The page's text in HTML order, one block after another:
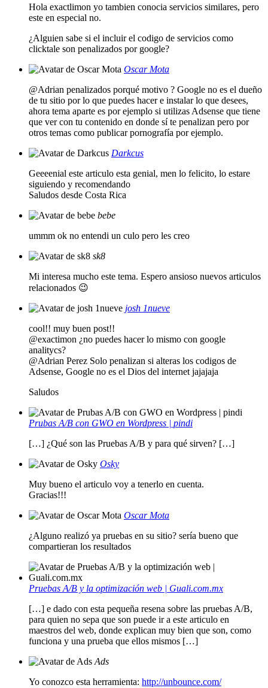
Hola exactlimon yo tambien conocia servicios similares, pero
este en especial no.
¿Alguien sabe si el incluir el codigo de servicios como
clicktale son penalizados por google?
Oscar Mota
@Adrian penalizados porqué motivo ? Google no es el dueño
de tu sitio por lo que puedes hacer e instalar lo que desees,
ahora tema aparte es por ejemplo si utilizas Adsense que tiene
que ver con tu contenido en donde sí te penalizan pero por
otros temas como publicar pornografía por ejemplo.
Darkcus
Geeeenial este articulo esta genial, men lo felicito, lo estare
siguiendo y recomendando
Saludos desde Costa Rica
bebe
ummm ok no entendi un culo pero les creo
sk8
Mi interesa mucho este tema. Espero ansioso nuevos articulos
relacionados 😉
josh 1nueve
cool!! muy buen post!!
@exactimon ¿no puedes hacer lo mismo con google
analitycs?
@Adrian Perez Solo penalizan si alteras los codigos de
Adsense, Google no es el Dios del internet jajajaja
Saludos
Prubas A/B con GWO en Wordpress | pindi
[…] ¿Qué son las Pruebas A/B y para qué sirven? […]
Osky
Muy bueno el articulo voy a tenerlo en cuenta.
Gracias!!!
Oscar Mota
¿Alguno realizó ya pruebas en su sitio? sería bueno que
compartieran los resultados
Pruebas A/B y la optimización web | Guali.com.mx
[…] e dado con esta pequeña resena sobre las pruebas A/B,
para quien no sepa que son puede ir a este articulo en
maestros del web, donde explican muy bien que son, como
funciona y una prueba que ellos mismos […]
Ads
Yo conozco esta herramienta: http://unbounce.com/